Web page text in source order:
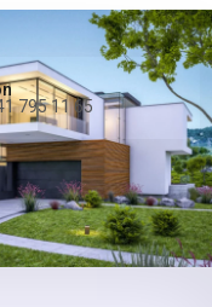
795 11 65